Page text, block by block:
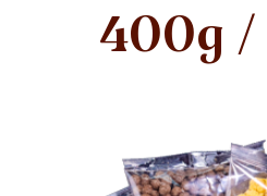
400g